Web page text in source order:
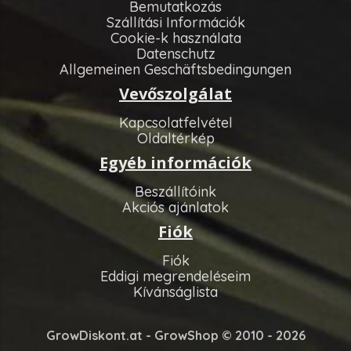
Bemutatkozás
Szállítási Információk
Cookie-k használata
Datenschutz
Allgemeinen Geschäftsbedingungen
Vevőszolgálat
Kapcsolatfelvétel
Oldaltérkép
Egyéb információk
Beszállítóink
Akciós ajánlatok
Fiók
Fiók
Eddigi megrendeléseim
Kívánságlista
GrowDiskont.at - GrowShop © 2010 - 2026